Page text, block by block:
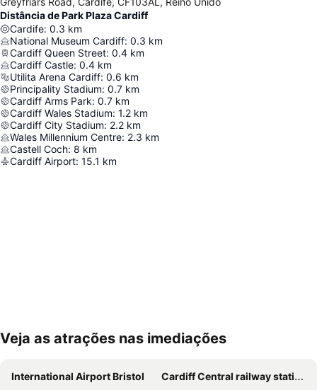
Distância de Park Plaza Cardiff
Cardife: 0.3 km
National Museum Cardiff: 0.3 km
Cardiff Queen Street: 0.4 km
Cardiff Castle: 0.4 km
Utilita Arena Cardiff: 0.6 km
Principality Stadium: 0.7 km
Cardiff Arms Park: 0.7 km
Cardiff Wales Stadium: 1.2 km
Cardiff City Stadium: 2.2 km
Wales Millennium Centre: 2.3 km
Castell Coch: 8 km
Cardiff Airport: 15.1 km
Ampliar mapa
Veja as atrações nas imediações
International Airport Bristol
Cardiff Central railway station